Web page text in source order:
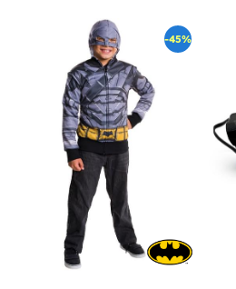
-45%